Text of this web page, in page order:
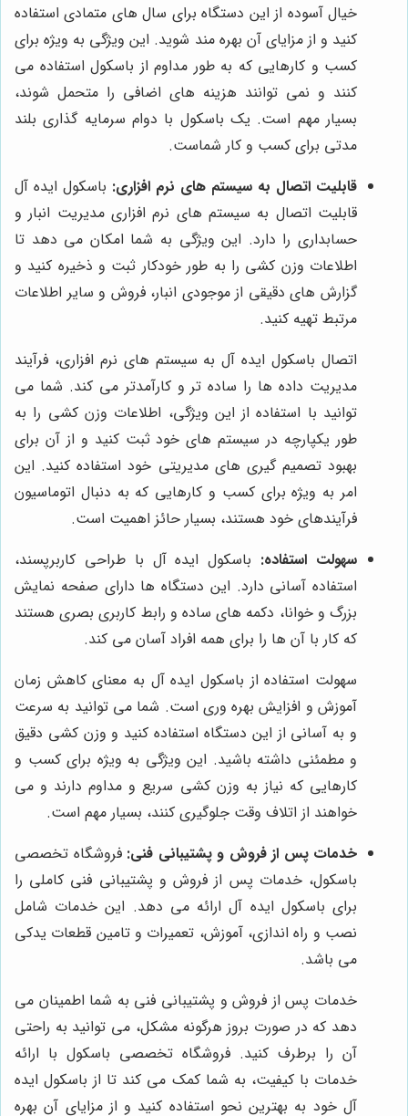
خیال آسوده از این دستگاه برای سال های متمادی استفاده
کنید و از مزایای آن بهره مند شوید. این ویژگی به ویژه برای
کسب و کارهایی که به طور مداوم از باسکول استفاده می
کنند و نمی توانند هزینه های اضافی را متحمل شوند،
بسیار مهم است. یک باسکول با دوام سرمایه گذاری بلند
مدتی برای کسب و کار شماست.
قابلیت اتصال به سیستم های نرم افزاری: باسکول ایده آل
قابلیت اتصال به سیستم های نرم افزاری مدیریت انبار و
حسابداری را دارد. این ویژگی به شما امکان می دهد تا
اطلاعات وزن کشی را به طور خودکار ثبت و ذخیره کنید و
گزارش های دقیقی از موجودی انبار، فروش و سایر اطلاعات
مرتبط تهیه کنید.
اتصال باسکول ایده آل به سیستم های نرم افزاری، فرآیند
مدیریت داده ها را ساده تر و کارآمدتر می کند. شما می
توانید با استفاده از این ویژگی، اطلاعات وزن کشی را به
طور یکپارچه در سیستم های خود ثبت کنید و از آن برای
بهبود تصمیم گیری های مدیریتی خود استفاده کنید. این
امر به ویژه برای کسب و کارهایی که به دنبال اتوماسیون
فرآیندهای خود هستند، بسیار حائز اهمیت است.
سهولت استفاده: باسکول ایده آل با طراحی کاربرپسند،
استفاده آسانی دارد. این دستگاه ها دارای صفحه نمایش
بزرگ و خوانا، دکمه های ساده و رابط کاربری بصری هستند
که کار با آن ها را برای همه افراد آسان می کند.
سهولت استفاده از باسکول ایده آل به معنای کاهش زمان
آموزش و افزایش بهره وری است. شما می توانید به سرعت
و به آسانی از این دستگاه استفاده کنید و وزن کشی دقیق
و مطمئنی داشته باشید. این ویژگی به ویژه برای کسب و
کارهایی که نیاز به وزن کشی سریع و مداوم دارند و می
خواهند از اتلاف وقت جلوگیری کنند، بسیار مهم است.
خدمات پس از فروش و پشتیبانی فنی: فروشگاه تخصصی
باسکول، خدمات پس از فروش و پشتیبانی فنی کاملی را
برای باسکول ایده آل ارائه می دهد. این خدمات شامل
نصب و راه اندازی، آموزش، تعمیرات و تامین قطعات یدکی
می باشد.
خدمات پس از فروش و پشتیبانی فنی به شما اطمینان می
دهد که در صورت بروز هرگونه مشکل، می توانید به راحتی
آن را برطرف کنید. فروشگاه تخصصی باسکول با ارائه
خدمات با کیفیت، به شما کمک می کند تا از باسکول ایده
آل خود به بهترین نحو استفاده کنید و از مزایای آن بهره